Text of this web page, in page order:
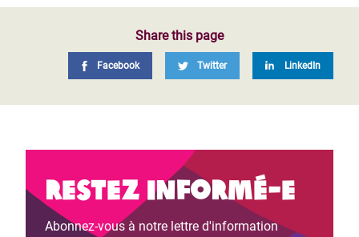
Share this page
Facebook Twitter LinkedIn
Restez informé-e
Abonnez-vous à notre lettre d'information